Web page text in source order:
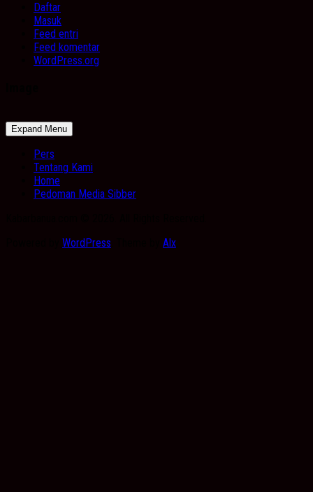
Daftar
Masuk
Feed entri
Feed komentar
WordPress.org
Expand Menu
Pers
Tentang Kami
Home
Pedoman Media Sibber
WordPress Alx